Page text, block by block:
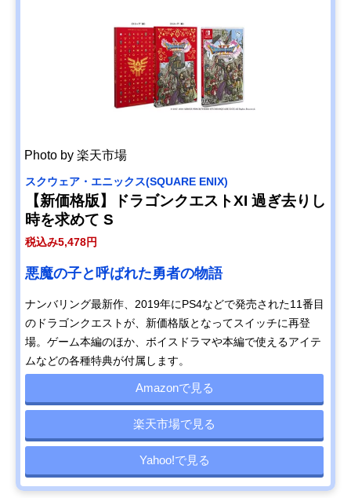
Photo by 楽天市場
スクウェア・エニックス(SQUARE ENIX)
【新価格版】ドラゴンクエストXI 過ぎ去りし
時を求めて S
税込み5,478円
悪魔の子と呼ばれた勇者の物語
ナンバリング最新作、2019年にPS4などで発売された11番目
のドラゴンクエストが、新価格版となってスイッチに再登
場。ゲーム本編のほか、ボイスドラマや本編で使えるアイテ
ムなどの各種特典が付属します。
Amazonで見る
楽天市場で見る
Yahoo!で見る